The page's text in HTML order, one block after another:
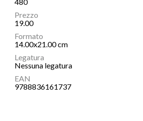
Prezzo
19.00
Formato
14.00x21.00 cm
Legatura
Nessuna legatura
EAN
9788836161737